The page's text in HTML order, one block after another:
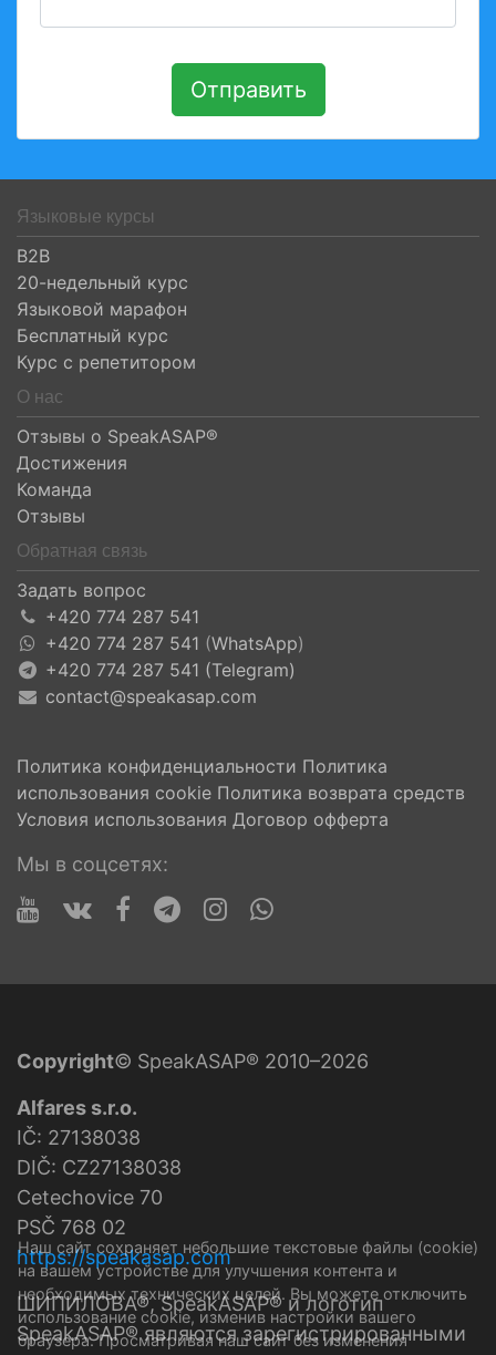
Отправить
Языковые курсы
B2B
20-недельный курс
Языковой марафон
Бесплатный курс
Курс с репетитором
О нас
Отзывы о SpeakASAP®
Достижения
Команда
Отзывы
Обратная связь
Задать вопрос
+420 774 287 541
+420 774 287 541 (WhatsApp)
+420 774 287 541 (Telegram)
contact@speakasap.com
Политика конфиденциальности Политика
использования cookie Политика возврата средств
Условия использования Договор офферта
Мы в соцсетях:
Copyright© SpeakASAP® 2010–2026
Alfares s.r.o.
IČ: 27138038
DIČ: CZ27138038
Cetechovice 70
PSČ 768 02
https://speakasap.com
ШИПИЛОВА®, SpeakASAP® и логотип
SpeakASAP® являются зарегистрированными
Наш сайт сохраняет небольшие текстовые файлы (cookie)
на вашем устройстве для улучшения контента и
необходимых технических целей. Вы можете отключить
использование cookie, изменив настройки вашего
браузера. Просматривая наш сайт без изменения